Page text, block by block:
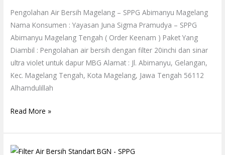
Pengolahan Air Bersih Magelang – SPPG Abimanyu Magelang
Nama Konsumen : Yayasan Juna Sigma Pramudya – SPPG
Abimanyu Magelang Tengah ( Order Keenam ) Paket Yang
Diambil : Pengolahan air bersih dengan filter 20inchi dan sinar
ultra violet untuk dapur MBG Alamat : Jl. Abimanyu, Gelangan,
Kec. Magelang Tengah, Kota Magelang, Jawa Tengah 56112
Alhamdulillah
Read More »
Filter